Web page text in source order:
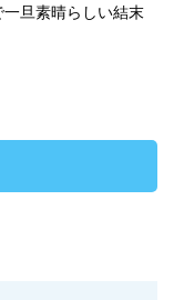
旦素晴らしい結末